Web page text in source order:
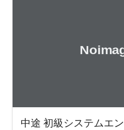
中途 初級システムエ